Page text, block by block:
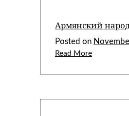
Армянский
Posted on
Read More